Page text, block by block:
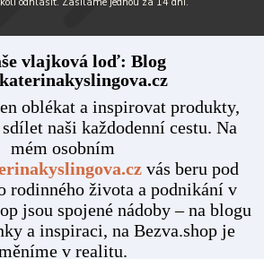
vlajková loď: Blog
oblékat a inspirovat produkty,
naši každodenní cestu. Na
mém osobním
vás beru pod
rodinného života a podnikání v
jsou spojené nádoby – na blogu
a inspiraci, na Bezva.shop je
v realitu.